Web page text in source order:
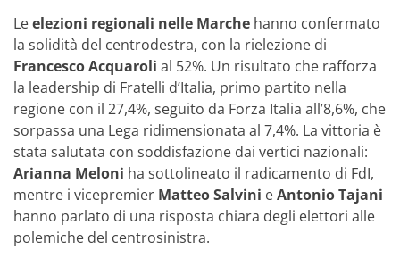
Leelezioni regionali nelle Marche hanno confermato
la solidità del centrodestra, con la rielezione di
Francesco Acquaroli al 52%. Un risultato che rafforza
la leadership di Fratelli d’Italia, primo partito nella
regione con il 27,4%, seguito da Forza Italia all’8,6%, che
sorpassa una Lega ridimensionata al 7,4%. La vittoria è
stata salutata con soddisfazione dai vertici nazionali:
Arianna Meloni ha sottolineato il radicamento di FdI,
mentre i vicepremier Matteo Salvini eAntonio Tajani
hanno parlato di una risposta chiara degli elettori alle
polemiche del centrosinistra.